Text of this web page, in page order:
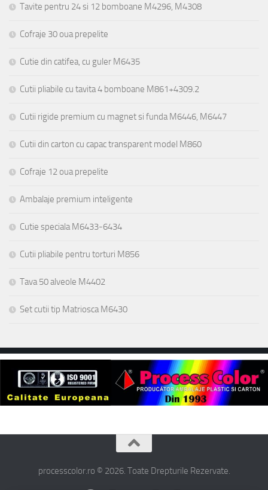
Tavite pentru 24 si 12 bomboane M4296, M4308
Cofraje 30 oua prepelite
Cutie din catifea, cu guler M6435
Cutii pliabile cu tavita 4 bomboane M861+4309.2
Cutii rigide premium cu magnet si funda M6446, M6447
Cutii din carton cu capac transparent model M860
Cofraje 12 oua prepelite
Ambalaje premium inteligente
Cutie speciala M6433-6434
Cutii pliabile pentru torturi M856
Tava 50 alveole M4402
Set cutii tip Matriosca M6430
processcolor.ro © 2026. Toate Drepturile Rezervate.